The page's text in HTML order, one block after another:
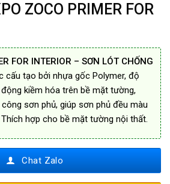
ZOCO PRIMER FOR
FOR INTERIOR – SƠN LÓT CHỐNG
cấu tạo bởi nhựa gốc Polymer, độ
kiềm hóa trên bề mặt tường,
sơn phủ, giúp sơn phủ đều màu
hợp cho bề mặt tường nội thất.
Chat Zalo